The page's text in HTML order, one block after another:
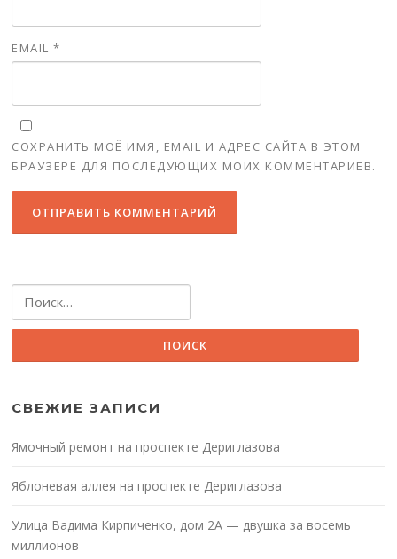
EMAIL*
СОХРАНИТЬ МОЁ ИМЯ, EMAIL И АДРЕС САЙТА В ЭТОМ
БРАУЗЕРЕ ДЛЯ ПОСЛЕДУЮЩИХ МОИХ КОММЕНТАРИЕВ.
СВЕЖИЕ ЗАПИСИ
Ямочный ремонт на проспекте Дериглазова
Яблоневая аллея на проспекте Дериглазова
Улица Вадима Кирпиченко, дом 2А — двушка за восемь
миллионов